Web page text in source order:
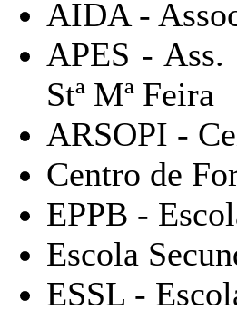
AIDA -
APES - Ass.
Stª Mª Feira
ARSOPI -
Centro de
EPPB -
Escola
ESSL -